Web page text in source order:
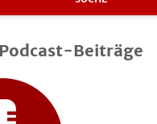
Beiträge